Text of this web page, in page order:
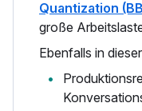
Quantization
große
Ebenfalls in